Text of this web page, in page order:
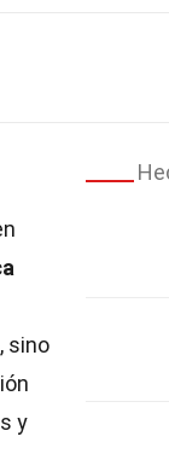
sino
y